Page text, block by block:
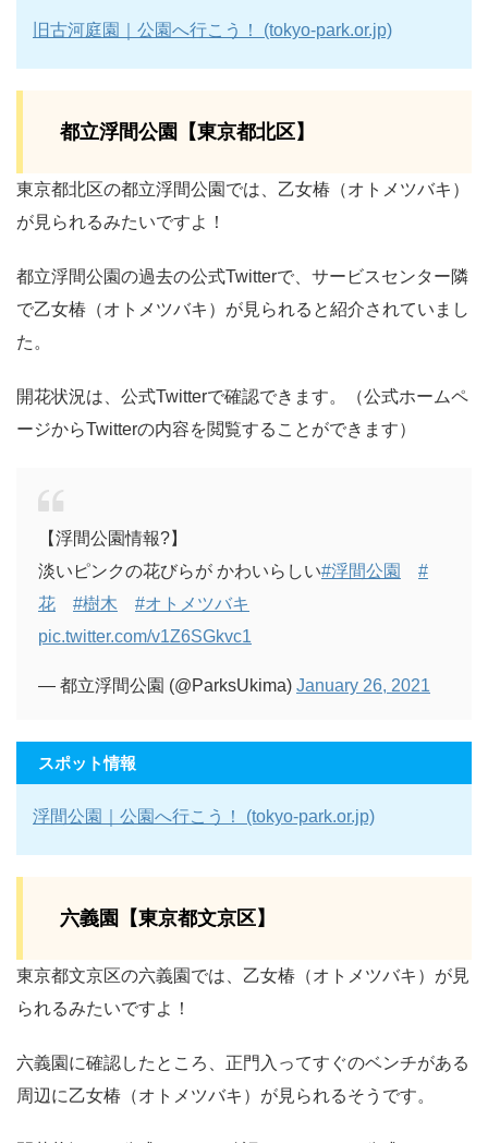
旧古河庭園｜公園へ行こう！ (tokyo-park.or.jp)
都立浮間公園【東京都北区】
東京都北区の都立浮間公園では、乙女椿（オトメツバキ）
が見られるみたいですよ！
都立浮間公園の過去の公式Twitterで、サービスセンター隣
で乙女椿（オトメツバキ）が見られると紹介されていまし
た。
開花状況は、公式Twitterで確認できます。（公式ホームペ
ージからTwitterの内容を閲覧することができます）
【浮間公園情報?】
淡いピンクの花びらが かわいらしい#浮間公園
#
花
#樹木
#オトメツバキ
pic.twitter.com/v1Z6SGkvc1
— 都立浮間公園 (@ParksUkima) January 26, 2021
スポット情報
浮間公園｜公園へ行こう！ (tokyo-park.or.jp)
六義園【東京都文京区】
東京都文京区の六義園では、乙女椿（オトメツバキ）が見
られるみたいですよ！
六義園に確認したところ、正門入ってすぐのベンチがある
周辺に乙女椿（オトメツバキ）が見られるそうです。